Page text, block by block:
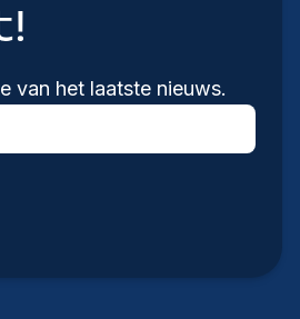
van het laatste nieuws.